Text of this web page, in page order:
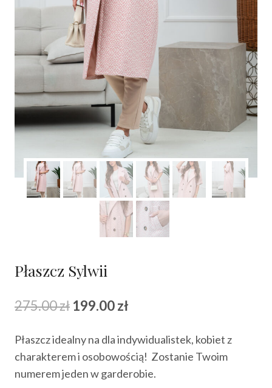
Płaszcz Sylwii
275.00zł Pierwotna
wynosiła:
275.00 zł.
199.00zł
wynosi:
199.00 zł.
Płaszcz idealny na dla indywidualistek, kobiet z
charakterem i osobowością! Zostanie Twoim
numerem jeden w garderobie.